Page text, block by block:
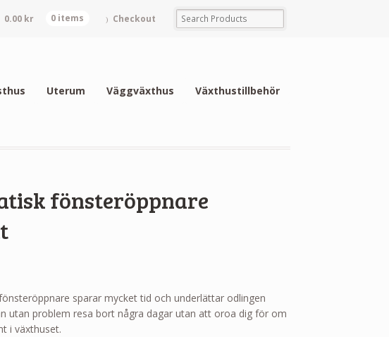
0.00 kr 0 items Checkout
Uterum Väggväxthus Växthustillbehör
fönsteröppnare
sparar mycket tid och underlättar odlingen
utan problem resa bort några dagar utan att oroa dig för om
i växthuset.